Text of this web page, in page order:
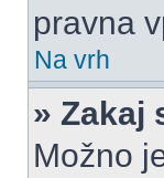
pravna
Na vrh
» Zakaj
Možno